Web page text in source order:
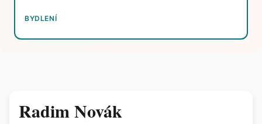
BYDLENÍ
Radim Novák